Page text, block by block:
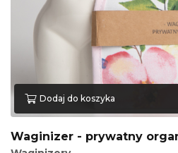
Dodaj do koszyka
Waginizer - prywatny